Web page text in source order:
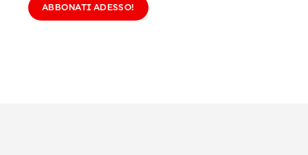
ABBONATI ADESSO!